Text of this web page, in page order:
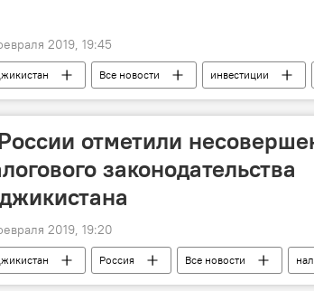
2019, 19:45
Все новости инвестиции
отметили
законодательства
2019, 19:20
Россия Все новости